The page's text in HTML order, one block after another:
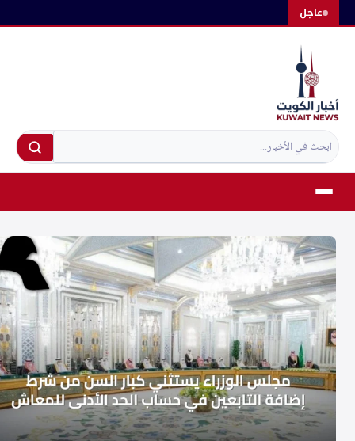
عاجلالتجاوز